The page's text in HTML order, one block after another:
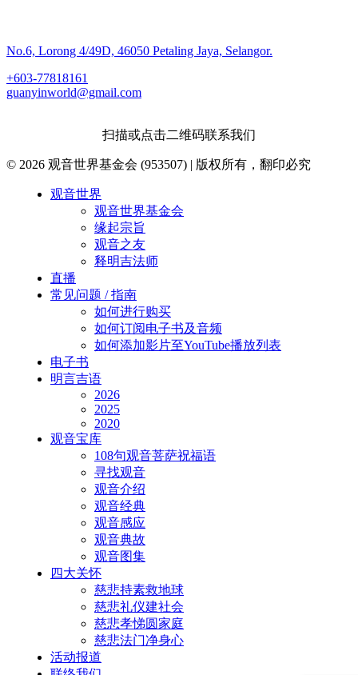
No.6, Lorong 4/49D, 46050 Petaling Jaya, Selangor.
+603-77818161
guanyinworld@gmail.com
扫描或点击二维码联系我们
© 2026 观音世界基金会 (953507) | 版权所有，翻印必究
观音世界
观音世界基金会
缘起宗旨
观音之友
释明吉法师
直播
常见问题 / 指南
如何进行购买
如何订阅电子书及音频
如何添加影片至YouTube播放列表
电子书
明言吉语
2026
2025
2020
观音宝库
108句观音菩萨祝福语
寻找观音
观音介绍
观音经典
观音感应
观音典故
观音图集
四大关怀
慈悲持素救地球
慈悲礼仪建社会
慈悲孝悌圆家庭
慈悲法门净身心
活动报道